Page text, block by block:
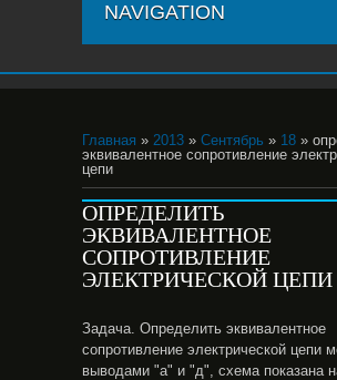
NAVIGATION
Главная » 2013 » Сентябрь » 18 »
эквивалентное сопротивление
цепи
ОПРЕДЕЛИТЬ
ЭКВИВАЛЕНТНОЕ
СОПРОТИВЛЕНИЕ
ЭЛЕКТРИЧЕСКОЙ ЦЕПИ
Задача. Определить эквивалентное
сопротивление электрической цепи
выводами "а" и "д", схема показана